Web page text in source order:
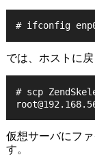
# ifconfig
では、ホストに
# scp
仮想サーバにフ
す。